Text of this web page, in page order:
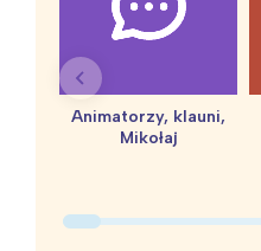
Animatorzy, klauni,
Mikołaj
Łódź
Trójmiasto
Poznań
Wrocław